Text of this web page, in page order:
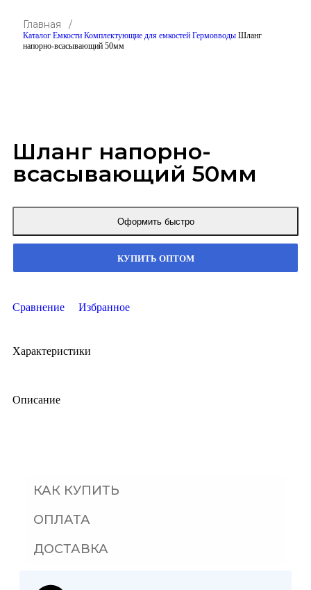
Главная /
Каталог Емкости Комплектующие для емкостей Гермовводы Шланг
напорно-всасывающий 50мм
Шланг напорно-
всасывающий 50мм
Оформить быстро
КУПИТЬ ОПТОМ
Сравнение Избранное
Характеристики
Описание
КАК КУПИТЬ
ОПЛАТА
ДОСТАВКА